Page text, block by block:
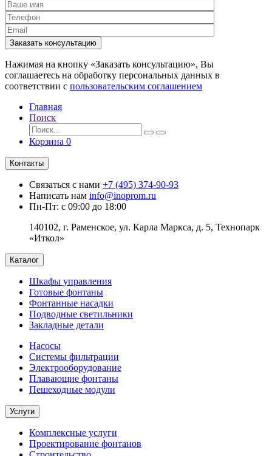
Заказать консультацию
Нажимая на кнопку «Заказать консультацию», Вы
соглашаетесь на обработку персональных данных в
соответствии с пользовательским соглашением
Главная
Поиск
Корзина 0
Контакты
Связаться с нами +7 (495) 374-90-93
Написать нам info@inoprom.ru
Пн-Пт: с 09:00 до 18:00
140102, г. Раменское, ул. Карла Маркса, д. 5, Технопарк
«Иткол»
Каталог
Шкафы управления
Готовые фонтаны
Фонтанные насадки
Подводные светильники
Закладные детали
Насосы
Системы фильтрации
Электрооборудование
Плавающие фонтаны
Пешеходные модули
Услуги
Комплексные услуги
Проектирование фонтанов